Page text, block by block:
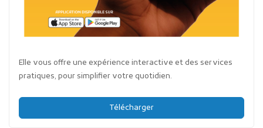
Elle vous offre une expérience interactive et des services
pratiques, pour simplifier votre quotidien.
Télécharger